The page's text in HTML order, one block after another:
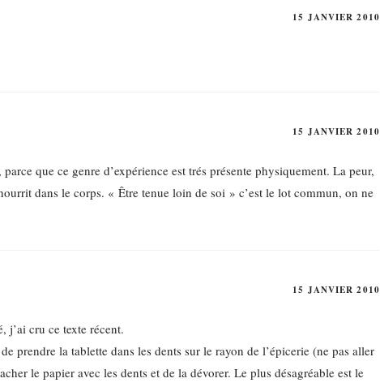
15 JANVIER 2010
15 JANVIER 2010
que ce genre d’expérience est trés présente physiquement. La peur,
dans le corps. « Être tenue loin de soi » c’est le lot commun, on ne
15 JANVIER 2010
j’ai cru ce texte récent.
prendre la tablette dans les dents sur le rayon de l’épicerie (ne pas aller
le papier avec les dents et de la dévorer. Le plus désagréable est le